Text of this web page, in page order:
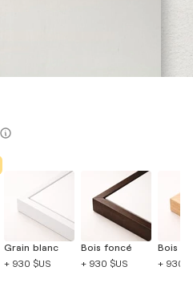
Grain blanc
+ 930 $US
Bois foncé
+ 930 $US
Bois
+ 930